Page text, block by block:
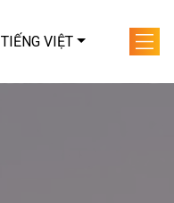
TIẾNG VIỆT